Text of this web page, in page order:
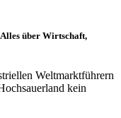
Alles über Wirtschaft,
Weltmarktführern
kein